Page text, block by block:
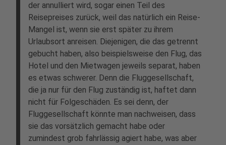
der annulliert wird, sogar einen Teil des
Reisepreises zurück, weil das natürlich ein Reise-
Mangel ist, wenn sie erst später zu ihrem
Urlaubsort anreisen. Diejenigen, die das getrennt
gebucht haben, also beispielsweise den Flug, das
Hotel und den Mietwagen jeweils separat, haben
es etwas schwerer. Denn die Fluggesellschaft,
die ja nur für den Flug zuständig ist, haftet dann
nicht für Folgeschäden. Es sei denn, der
Fluggesellschaft könnte man nachweisen, dass
sie das vorsätzlich gemacht habe oder
zumindest grob fahrlässig agiert habe, was aber